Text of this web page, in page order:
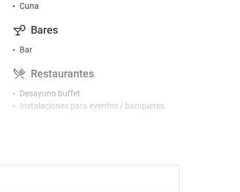
Cuna
Bares
Bar
Restaurantes
Desayuno buffet
Instalaciones para eventos / banquetes